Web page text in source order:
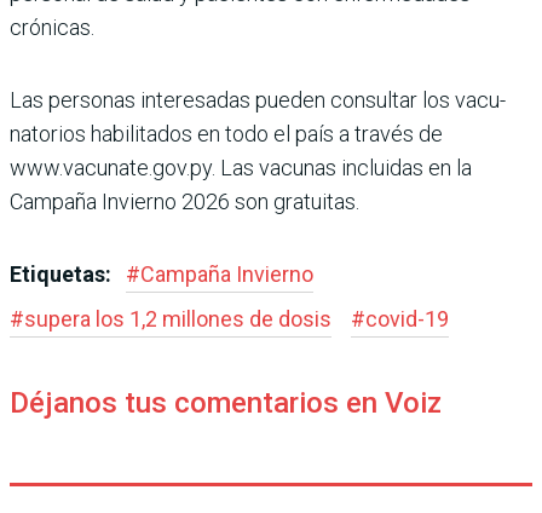
crónicas.
Las personas interesadas pueden consultar los vacu­
natorios habilitados en todo el país a través de
www.vacunate.gov.py. Las vacu­nas incluidas en la
Campaña Invierno 2026 son gratuitas.
Etiquetas: #Campaña Invierno
#supera los 1,2 millones de dosis #covid-19
Déjanos tus comentarios en Voiz